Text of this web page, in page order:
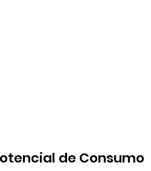
de Consumo